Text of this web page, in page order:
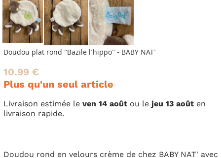
Doudou plat rond "Bazile l'hippo" - BABY NAT'
10.99 €
Plus qu'un seul article
Livraison estimée le ven 14 août ou le jeu 13 août en
livraison rapide.
Doudou rond en velours crème de chez BABY NAT' avec